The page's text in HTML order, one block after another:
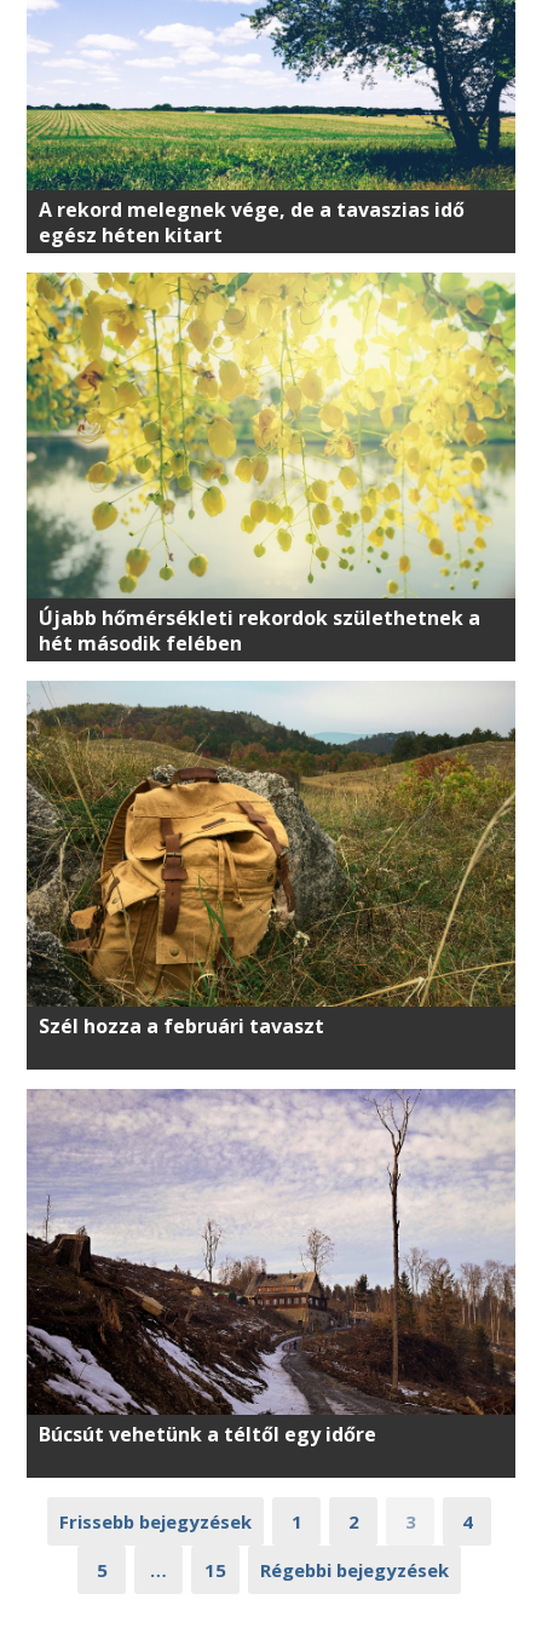
A rekord melegnek vége, de a tavaszias idő
egész héten kitart
Újabb hőmérsékleti rekordok születhetnek a
hét második felében
Szél hozza a februári tavaszt
Búcsút vehetünk a téltől egy időre
Frissebb bejegyzések 1 2 3
4
5
… 15 Régebbi bejegyzések